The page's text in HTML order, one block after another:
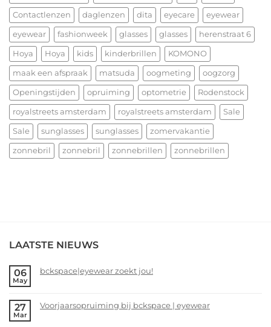
het
allerbeste
voor
2026!
Contactlenzen daglenzen dita eyecare eyewear
eyewear fashionweek glasses glasses herenstraat 6
Hoya Hoya kids kinderbrillen KOMONO
maak een afspraak matsuda oogmeting oogzorg
Openingstijden opruiming optometrie Rodenstock
royalstreets amsterdam royalstreets amsterdam Sale
Sale sunglasses sunglasses zomervakantie
zonnebril zonnebril zonnebrillen zonnebrillen
LAATSTE NIEUWS
06
May
bckspace|eyewear zoekt jou!
on
27
Mar
Voorjaarsopruiming bij bckspace | eyewear